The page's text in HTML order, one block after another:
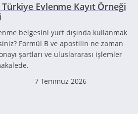
Evlenme Kayıt Örneği
belgesini yurt dışında kullanmak
Formül B ve apostilin ne zaman
şartları ve uluslararası işlemler
7 Temmuz 2026